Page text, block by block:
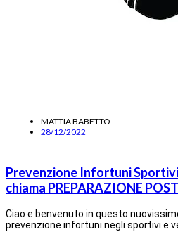
MATTIA BABETTO
28/12/2022
Prevenzione Infortuni
chiama PREPARAZIONE
Ciao e benvenuto in questo
prevenzione infortuni negli sportivi e